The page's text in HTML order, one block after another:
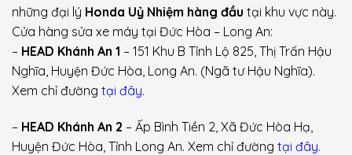
những đại lý Honda Uỷ Nhiệm hàng đầu tại khu vực này.
Cửa hàng sửa xe máy tại Đức Hòa – Long An:
– HEAD Khánh An 1 – 151 Khu B Tỉnh Lộ 825, Thị Trấn Hậu
Nghĩa, Huyện Đức Hòa, Long An. (Ngã tư Hậu Nghĩa).
Xem chỉ đường tại đây.
– HEAD Khánh An 2 – Ấp Bình Tiền 2, Xã Đức Hòa Hạ,
Huyện Đức Hòa, Tỉnh Long An. Xem chỉ đường tại đây.